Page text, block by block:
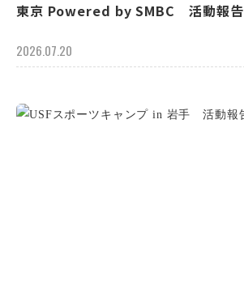
東京 Powered by SMBC 活動報告
2026.07.20